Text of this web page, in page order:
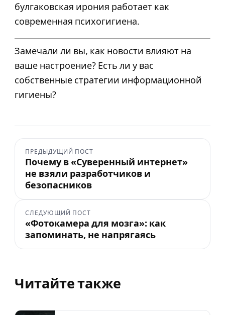
булгаковская ирония работает как
современная психогигиена.
Замечали ли вы, как новости влияют на
ваше настроение? Есть ли у вас
собственные стратегии информационной
гигиены?
ПРЕДЫДУЩИЙ ПОСТ
Почему в «Суверенный интернет»
не взяли разработчиков и
безопасников
СЛЕДУЮЩИЙ ПОСТ
«Фотокамера для мозга»: как
запоминать, не напрягаясь
Читайте также